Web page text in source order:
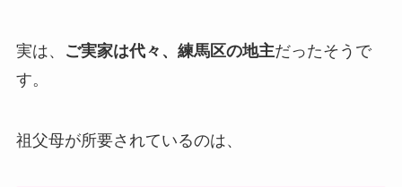
実は、 ご実家は代々、練馬区の地主だったそうで
す。
祖父母が所要されているのは、